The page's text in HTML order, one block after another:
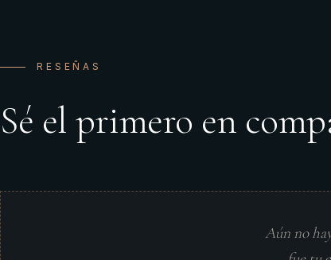
RESEÑAS
Sé el primero en
Aún no